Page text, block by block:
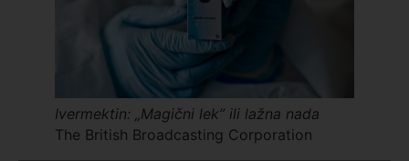
Ivermektin: „Magični lek” ili lažna nada
The British Broadcasting Corporation